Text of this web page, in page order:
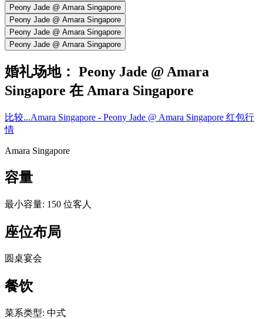
Peony Jade @ Amara Singapore
Peony Jade @ Amara Singapore
Peony Jade @ Amara Singapore
Peony Jade @ Amara Singapore
婚礼场地： Peony Jade @ Amara
Singapore 在 Amara Singapore
比较...Amara Singapore - Peony Jade @ Amara Singapore 红包行
情
Amara Singapore
容量
最小容量: 150 位客人
座位布局
圆桌宴会
餐饮
菜系类型: 中式